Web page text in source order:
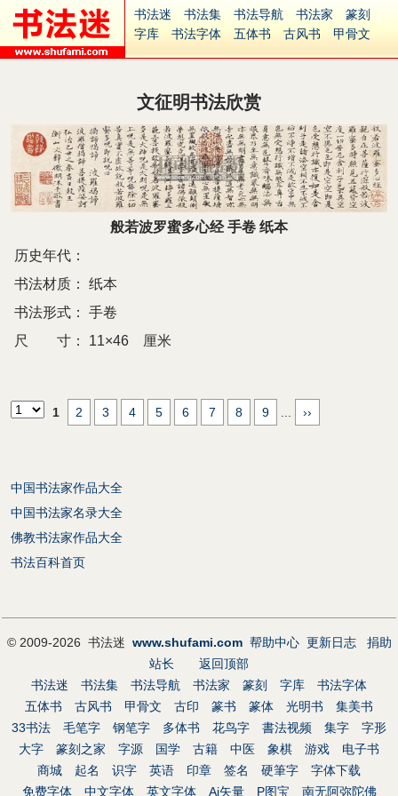
书法迷 书法集 书法导航 书法家
篆刻
字库
书法字体 五体书 古风书
甲骨文
集字
字形 大字 篆刻之家
古籍
中医 象棋 游戏
起名
识字 英语 印章 签名
硬筆字
字体下载
免费字体 中文字体
英文字体
Ai矢量
P图宝 南无阿弥陀佛
意见反馈
安全网站
捐赠 繁體版
文征明书法欣赏
般若波罗蜜多心经 手卷 纸本
历史年代：
书法材质：
纸本
书法形式：
手卷
尺 寸：
11×46 厘米
1 2 3 4 5 6 7 8 9 ››
中国书法家作品大全
中国书法家名录大全
佛教书法家作品大全
书法百科首页
© 2009-2026 书法迷 www.shufami.com 帮助中心 更新日志
捐助
站长
返回顶部
书法迷
书法集 书法导航 书法家 篆刻 字库
书法字体
五体书
古风书 甲骨文 古印 篆书 篆体 光明书
集美书
33书法
毛笔字 钢笔字 多体书 花鸟字 書法视频 集字
字形
大字
篆刻之家 字源 国学 古籍 中医 象棋 游戏
电子书
商城
起名 识字 英语 印章 签名 硬筆字
字体下载
免费字体
中文字体 英文字体 Ai矢量 P图宝 南无阿弥陀佛